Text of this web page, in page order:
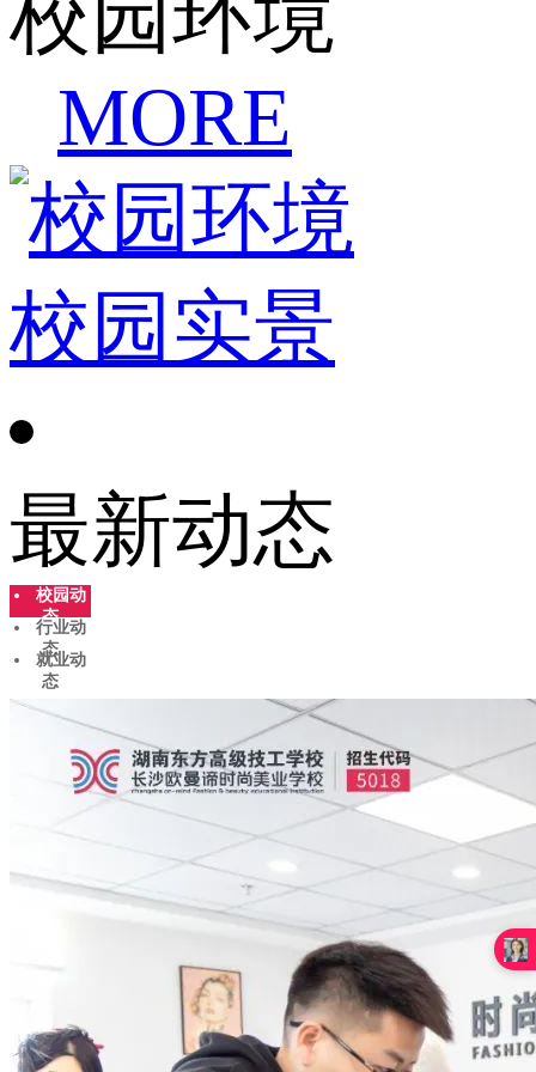
MORE
校园实景
最新动态
校园动
态
行业动
态
就业动
态